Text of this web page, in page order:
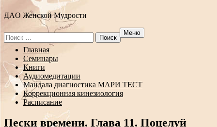
ДAO Женской Мудрости
Search
for:
Меню
Перейти
содержанию
Главная
Семинары
Книги
Аудиомедитации
Мандала диагностика МАРИ ТЕСТ
Коррекционная кинезиология
Расписание
Пески времени. Глава 11. Поцелуй